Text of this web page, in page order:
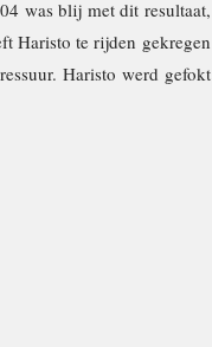
was blij met dit resultaat,
Haristo te rijden gekregen
Haristo werd gefokt